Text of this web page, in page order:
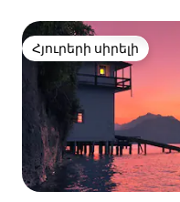
Հյուրերի սիրելի
Հյուրերի սիրելի